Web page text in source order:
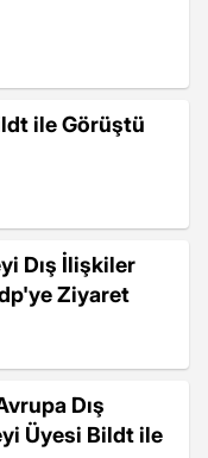
ile Görüştü
Dış İlişkiler
Ziyaret
Dış
Üyesi Bildt ile